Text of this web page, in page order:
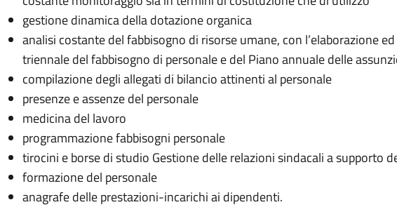
gestione dinamica della dotazione organica
analisi costante del fabbisogno di risorse umane, con l’elaborazione
triennale del fabbisogno di personale e del Piano annuale delle
compilazione degli allegati di bilancio attinenti al personale
presenze e assenze del personale
medicina del lavoro
programmazione fabbisogni personale
tirocini e borse di studio Gestione delle relazioni sindacali a supporto
formazione del personale
anagrafe delle prestazioni-incarichi ai dipendenti.